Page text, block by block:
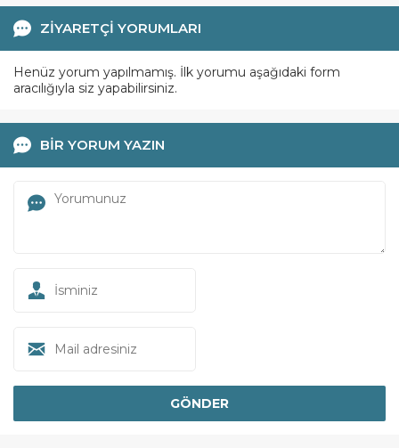
ZİYARETÇİ YORUMLARI
Henüz yorum yapılmamış. İlk yorumu aşağıdaki form
aracılığıyla siz yapabilirsiniz.
BİR YORUM YAZIN